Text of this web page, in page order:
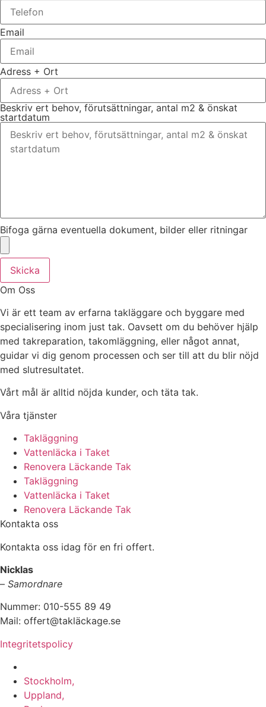
Email
Adress + Ort
Beskriv ert behov, förutsättningar, antal m2 & önskat
startdatum
Bifoga gärna eventuella dokument, bilder eller ritningar
Skicka
Om Oss
Vi är ett team av erfarna takläggare och byggare med
specialisering inom just tak. Oavsett om du behöver hjälp
med takreparation, takomläggning, eller något annat,
guidar vi dig genom processen och ser till att du blir nöjd
med slutresultatet.
Vårt mål är alltid nöjda kunder, och täta tak.
Våra tjänster
Takläggning
Vattenläcka i Taket
Renovera Läckande Tak
Takläggning
Vattenläcka i Taket
Renovera Läckande Tak
Kontakta oss
Kontakta oss idag för en fri offert.
Nicklas
– Samordnare
Nummer: 010-555 89 49
Mail: offert@takläckage.se
Integritetspolicy
Stockholm,
Uppland,